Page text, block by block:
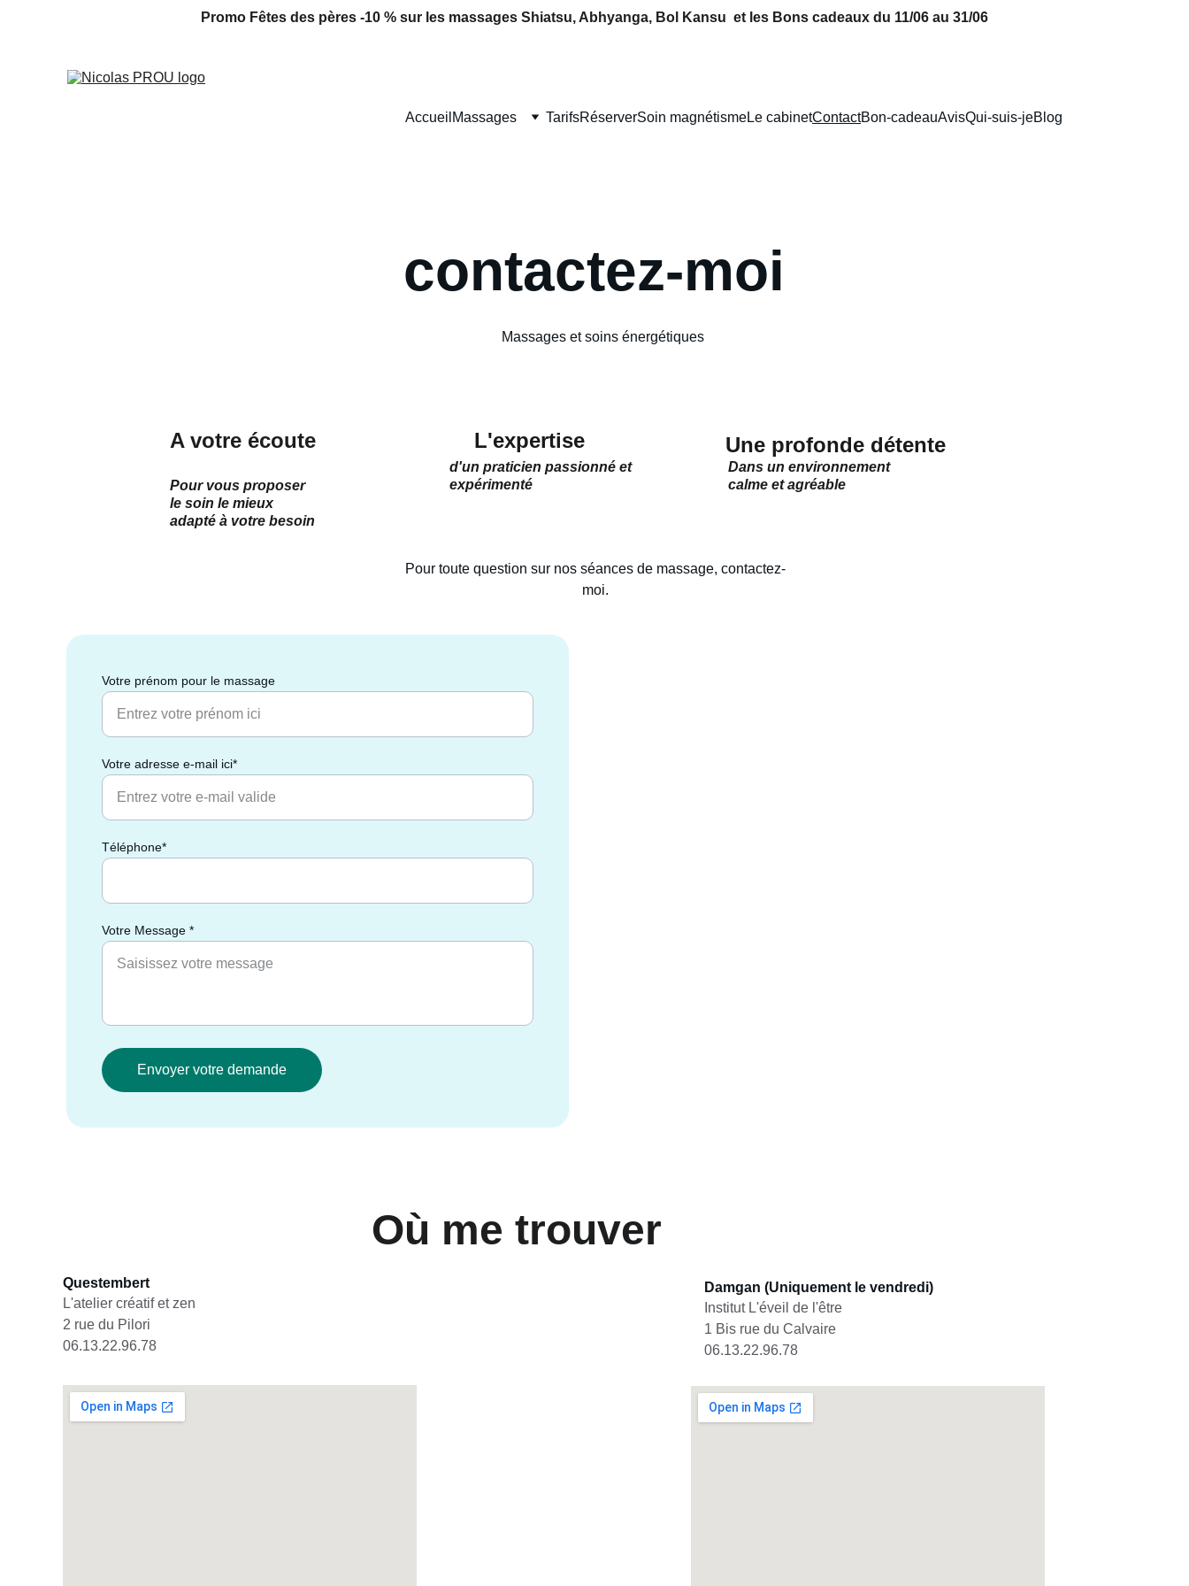
Promo Fêtes des pères -10 % sur les massages Shiatsu, Abhyanga, Bol Kansu  et les Bons cadeaux du 11/06 au 31/06
Accueil Massages TarifsRéserverSoin magnétismeLe cabinetContactBon-cadeauAvisQui-suis-jeBlog
contactez-moi
Massages et soins énergétiques
Votre prénom pour le massage
Votre adresse e-mail ici*
Téléphone*
Votre Message *
Envoyer votre demande
Pour toute question sur nos séances de massage, contactez-
moi.
A votre écoute
Pour vous proposer
le soin le mieux
adapté à votre besoin
L'expertise
d'un praticien passionné et
expérimenté
Une profonde détente
Dans un environnement
calme et agréable
Où me trouver
Questembert
L'atelier créatif et zen
2 rue du Pilori
06.13.22.96.78
Damgan (Uniquement le vendredi)
Institut L'éveil de l'être
1 Bis rue du Calvaire
06.13.22.96.78